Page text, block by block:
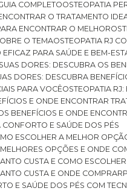
COMPLETO
OSTEOPATIA
O TRATAMENTO
ENCONTRAR O MELHOR
O TEMA
OSTEOPATIA RJ
EFICAZ PARA SAÚDE E BEM-
DORES: DESCUBRA OS
DORES: DESCUBRA
PARA VOCÊ
OSTEOPATIA
E ONDE ENCONTRAR
BENEFÍCIOS E ONDE
E SAÚDE DOS PÉS
ESCOLHER A MELHOR
OPÇÕES E ONDE
CUSTA E COMO
CUSTA E ONDE COMPRAR
E SAÚDE DOS PÉS COM